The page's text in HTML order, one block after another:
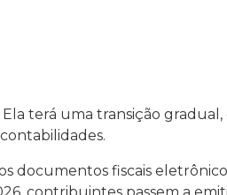
terá uma transição gradual,
documentos fiscais